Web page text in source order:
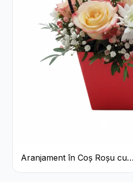
Aranjament în Coș Roșu cu
Trandafiri și Crizanteme Albe